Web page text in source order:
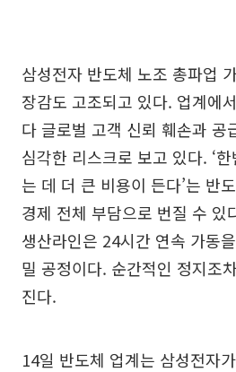
삼성전자 반도체 노조 총파업
장감도 고조되고 있다. 업계에
다 글로벌 고객 신뢰 훼손과 공
심각한 리스크로 보고 있다. ‘
는 데 더 큰 비용이 든다’는 반
경제 전체 부담으로 번질 수 있
생산라인은 24시간 연속 가동
밀 공정이다. 순간적인 정지조
진다.
14일 반도체 업계는 삼성전자